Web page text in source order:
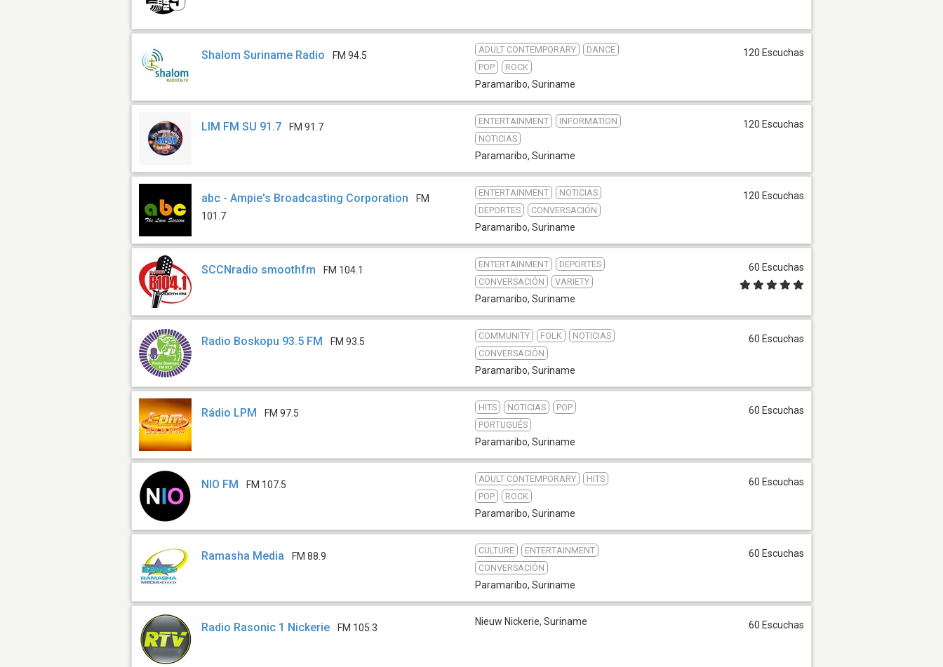
Shalom Suriname Radio FM 94.5
ADULT CONTEMPORARY
DANCE
POP
ROCK
Paramaribo, Suriname
120 Escuchas
LIM FM SU 91.7 FM 91.7
ENTERTAINMENT
INFORMATION
NOTICIAS
Paramaribo, Suriname
120 Escuchas
abc - Ampie's Broadcasting Corporation
FM
101.7
ENTERTAINMENT
NOTICIAS
DEPORTES
CONVERSACIÓN
Paramaribo, Suriname
120 Escuchas
SCCNradio smoothfm FM 104.1
ENTERTAINMENT
DEPORTES
CONVERSACIÓN
VARIETY
Paramaribo, Suriname
60 Escuchas
Radio Boskopu 93.5 FM FM 93.5
COMMUNITY FOLK
NOTICIAS
CONVERSACIÓN
Paramaribo, Suriname
60 Escuchas
Rádio LPM FM 97.5
HITS NOTICIAS
POP
PORTUGUÉS
Paramaribo, Suriname
60 Escuchas
NIO FM FM 107.5
ADULT CONTEMPORARY
HITS
POP
ROCK
Paramaribo, Suriname
60 Escuchas
Ramasha Media FM 88.9
CULTURE
ENTERTAINMENT
CONVERSACIÓN
Paramaribo, Suriname
60 Escuchas
Radio Rasonic 1 Nickerie FM 105.3
Nieuw Nickerie, Suriname 60 Escuchas